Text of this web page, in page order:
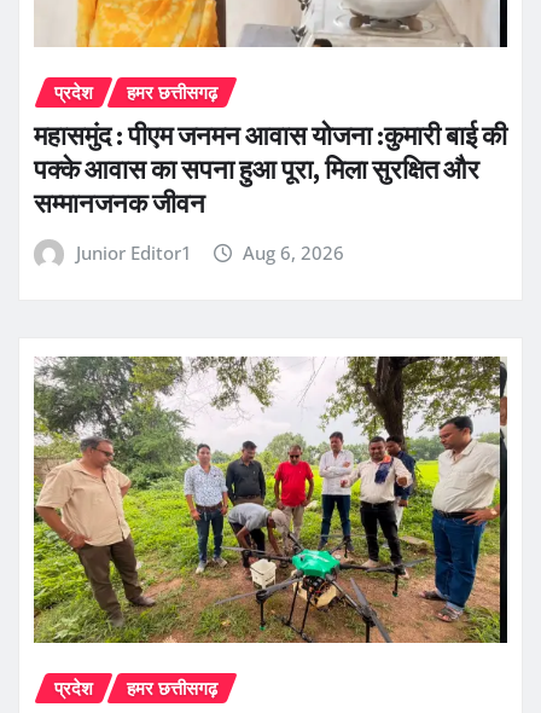
प्रदेश हमर छत्तीसगढ़
महासमुंद : पीएम जनमन आवास योजना :कुमारी बाई की
पक्के आवास का सपना हुआ पूरा, मिला सुरक्षित और
सम्मानजनक जीवन
Junior Editor1 Aug 6, 2026
प्रदेश हमर छत्तीसगढ़